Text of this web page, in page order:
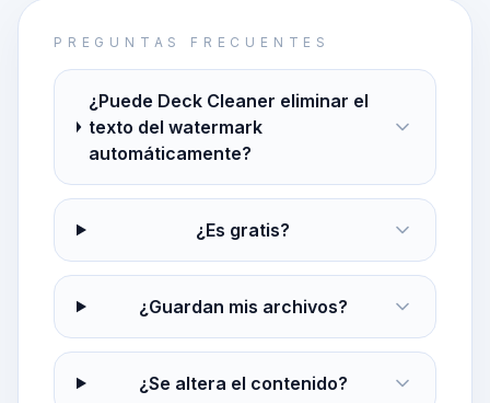
PREGUNTAS FRECUENTES
¿Puede Deck Cleaner eliminar el
texto del watermark
automáticamente?
¿Es gratis?
¿Guardan mis archivos?
¿Se altera el contenido?